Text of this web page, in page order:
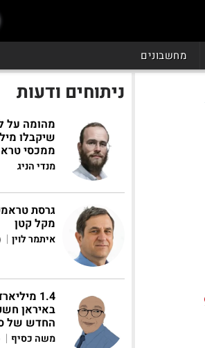
מחשבונים
ניתוחים ודעות
מהומה על
שיקבלו
ממכסי
מנדי הניג
גרסת
מקל קטן
איתמר לוין |
1.4
באיראן
החדש של
משה כסיף |